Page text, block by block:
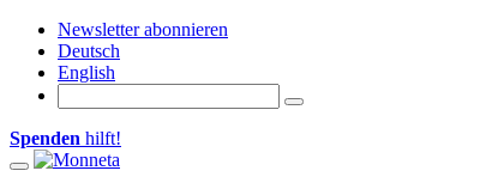
Newsletter abonnieren
Deutsch
English
Spenden hilft!
Toggle navigation